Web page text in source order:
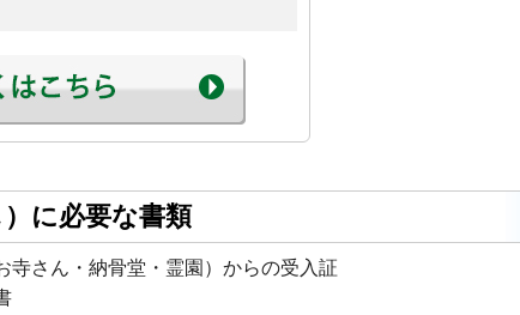
に必要な書類
寺さん・納骨堂・霊園）からの受入証